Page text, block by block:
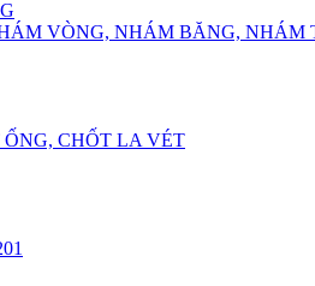
VÒNG, NHÁM BĂNG, NHÁM
CHỐT LA VÉT